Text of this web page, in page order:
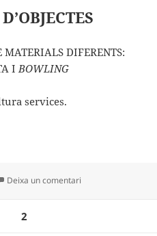
MATERIALS DIFERENTS:
I BOWLING
services.
Deixa un comentari
2